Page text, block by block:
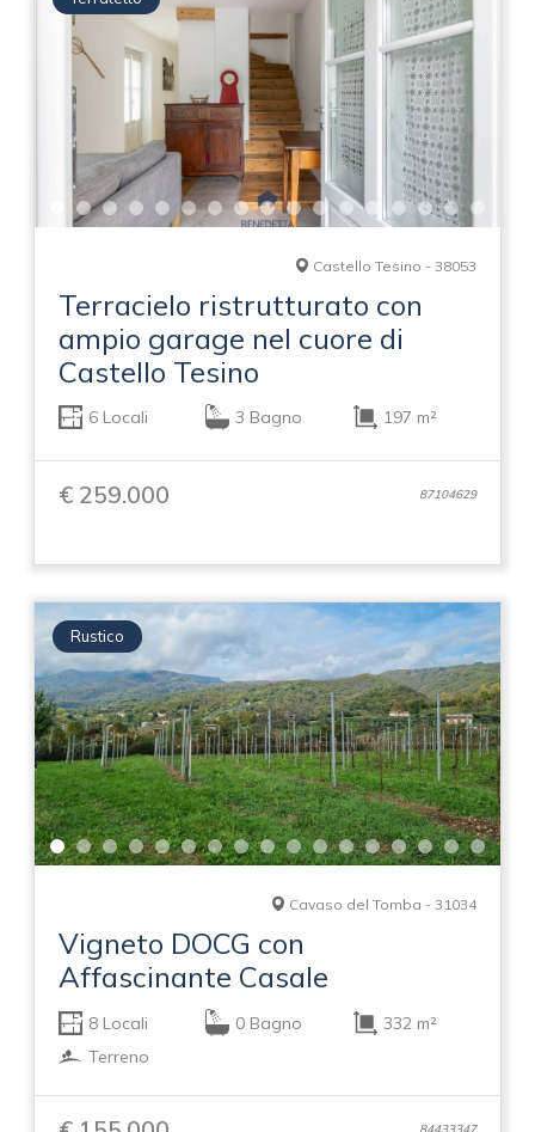
Castello Tesino - 38053
Terracielo ristrutturato con
ampio garage nel cuore di
Castello Tesino
6 Locali 3 Bagno 197 m²
€ 259.000 87104629
Rustico
Cavaso del Tomba - 31034
Vigneto DOCG con
Affascinante Casale
8 Locali 0 Bagno
332 m²
Terreno